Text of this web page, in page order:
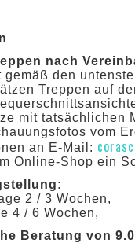
nach
gemäß den
Treppen auf
mit tatsächlichen
vom
an E-Mail:
Online-Shop ein
2 / 3 Wochen,
4 / 6 Wochen,
Beratung von